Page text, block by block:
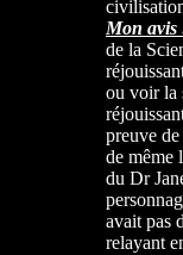
Mon avis
de la
ou voir la
preuve
de même
du Dr
avait pas
relayant